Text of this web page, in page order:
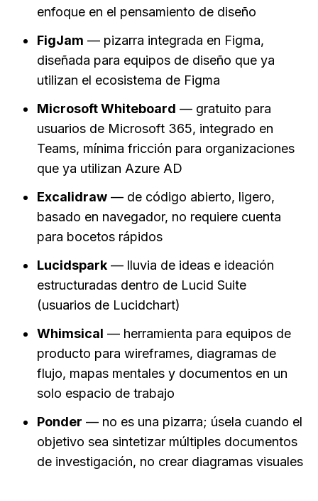
enfoque en el pensamiento de diseño
FigJam — pizarra integrada en Figma,
diseñada para equipos de diseño que ya
utilizan el ecosistema de Figma
Microsoft Whiteboard — gratuito para
usuarios de Microsoft 365, integrado en
Teams, mínima fricción para organizaciones
que ya utilizan Azure AD
Excalidraw — de código abierto, ligero,
basado en navegador, no requiere cuenta
para bocetos rápidos
Lucidspark — lluvia de ideas e ideación
estructuradas dentro de Lucid Suite
(usuarios de Lucidchart)
Whimsical — herramienta para equipos de
producto para wireframes, diagramas de
flujo, mapas mentales y documentos en un
solo espacio de trabajo
Ponder — no es una pizarra; úsela cuando el
objetivo sea sintetizar múltiples documentos
de investigación, no crear diagramas visuales